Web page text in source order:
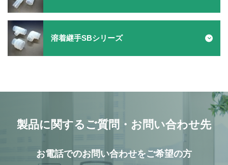
200mm PBTカセット
電材料をコンパウンドした静電気対策カセットです。
安定した品質で実績があるフッ素樹脂PFA製のウェーハ
洗浄用カセットです。
125mm PFAカセット
安定した品質で実績があるフッ素樹脂PFA製のウェーハ
安定した品質で実績がある、フッ素樹脂PFA製のウェー
75mm 以下PFAカセット
ハ洗浄用カセットです。
ハンドル
安全にカセットを移動し、チャンバー等に浸漬すること
ができるハンドルです。
KS継手 エルボ
溶着継手SBシリーズ
製品に関するご質問・お問い合わせ先
お電話でのお問い合わせをご希望の方